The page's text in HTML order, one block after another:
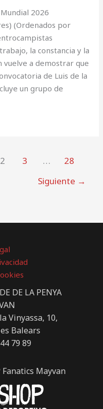
2026
(Ordenados por
la constancia y la
vuelve a demostrar que
de Luis de la
un grupo de
2 3 …
28
Siguiente →
DE LA PENYA
Vinyassa, 10,
Balears
79 89
Mayvan